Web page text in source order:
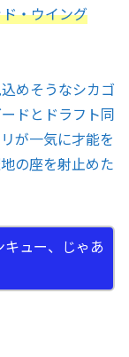
・ウイング
めそうなシカゴ
ドとドラフト同
が一気に才能を
の座を射止めた
ュー、じゃあ